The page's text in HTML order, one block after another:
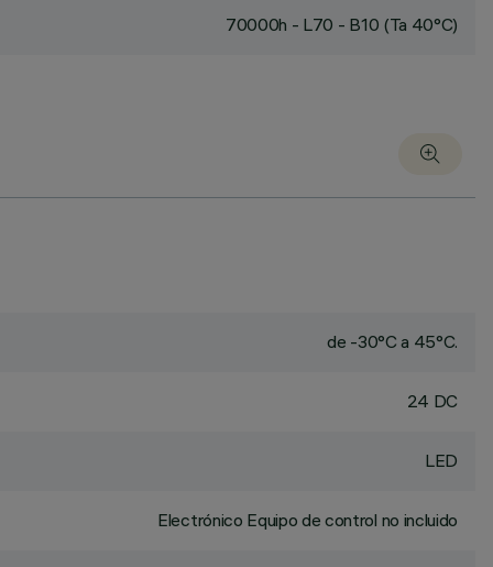
70000h - L70 - B10 (Ta 40°C)
de -30°C a 45°C.
24 DC
LED
Electrónico Equipo de control no incluido